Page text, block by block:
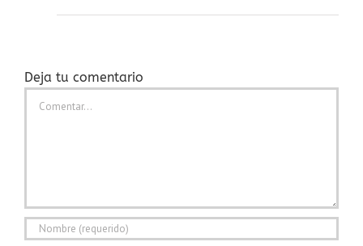
Deja tu comentario
Comentar